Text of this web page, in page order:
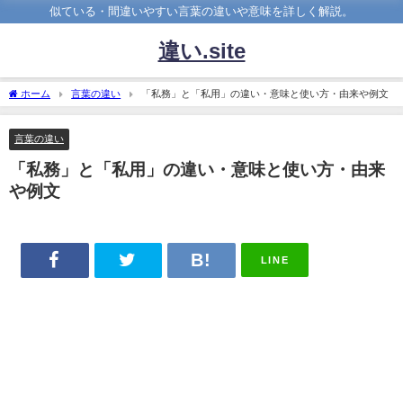
似ている・間違いやすい言葉の違いや意味を詳しく解説。
違い.site
ホーム 言葉の違い 「私務」と「私用」の違い・意味と使い方・由来や例文
言葉の違い
「私務」と「私用」の違い・意味と使い方・由来
や例文
LINE